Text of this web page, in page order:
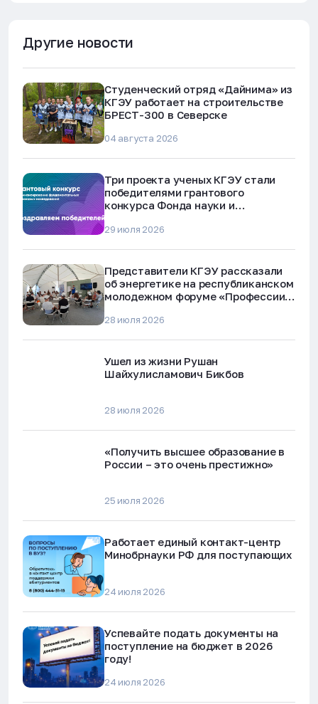
Другие новости
Студенческий отряд «Дайнима» из
КГЭУ работает на строительстве
БРЕСТ-300 в Северске
04 августа 2026
Три проекта ученых КГЭУ стали
победителями грантового
конкурса Фонда науки и
29 июля 2026
Представители КГЭУ рассказали
об энергетике на республиканском
молодежном форуме «Профессии
28 июля 2026
Ушел из жизни Рушан
Шайхулисламович Бикбов
28 июля 2026
«Получить высшее образование в
России – это очень престижно»
25 июля 2026
Работает единый контакт-центр
Минобрнауки РФ для поступающих
24 июля 2026
Успевайте подать документы на
поступление на бюджет в 2026
году!
24 июля 2026